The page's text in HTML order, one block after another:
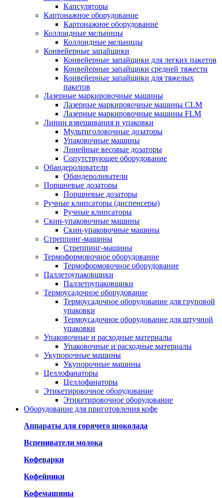
Капсуляторы
Картонажное оборудование
Картонажное оборудование
Коллоидные мельницы
Коллоидные мельницы
Конвейерные запайщики
Конвейерные запайщики для легких пакетов
Конвейерные запайщики средней тяжести
Конвейерные запайщики для тяжелых
пакетов
Лазерные маркировочные машины
Лазерные маркировочные машины CLM
Лазерные маркировочные машины FLM
Линии взвешивания и упаковки
Мультиголовочные дозаторы
Упаковочные машины
Линейные весовые дозаторы
Сопутствующее оборудование
Обандероливатели
Обандероливатели
Поршневые дозаторы
Поршневые дозаторы
Ручные клипсаторы (диспенсеры)
Ручные клипсаторы
Скин-упаковочные машины
Скин-упаковочные машины
Стреппинг-машины
Стреппинг-машины
Термоформовочное оборудование
Термоформовочное оборудование
Паллетоупаковщики
Паллетоупаковщики
Термоусадочное оборудование
Термоусадочное оборудование для груповой
упаковки
Термоусадочное оборудование для штучной
упаковки
Упаковочные и расходные материалы
Упаковочные и расходные материалы
Укупорочные машины
Укупорочные машины
Целлофанаторы
Целлофанаторы
Этикетировочное оборудование
Этикетировочное оборудование
Оборудование для приготовления кофе
Аппараты для горячего шоколада
Вспениватели молока
Кофеварки
Кофейники
Кофемашины